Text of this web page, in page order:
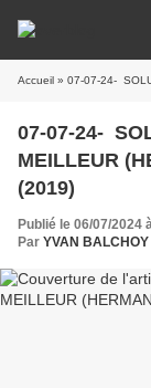
Accueil » 07-07-24-
07-07-24-
MEILLEUR
(2019)
Publié le 06/07/2024
Par YVAN BALCHOY